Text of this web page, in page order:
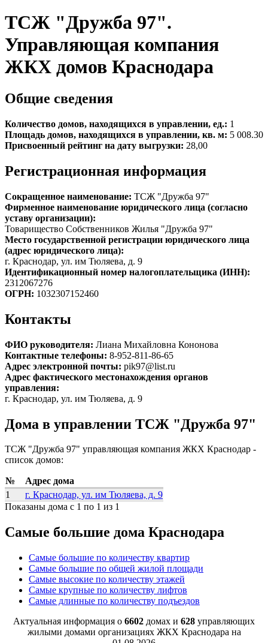
ТСЖ "Дружба 97".
Управляющая компания
ЖКХ домов Краснодара
Общие сведения
Количество домов, находящихся в управлении, ед.: 1
Площадь домов, находящихся в управлении, кв. м: 5 008.30
Присвоенный рейтинг на дату выгрузки: 28,00
Регистрационная информация
Сокращенное наименование: ТСЖ "Дружба 97"
Фирменное наименование юридического лица (согласно
уставу организации):
Товарищество Собственников Жилья "Дружба 97"
Место государственной регистрации юридического лица
(адрес юридического лица):
г. Краснодар, ул. им Тюляева, д. 9
Идентификационный номер налогоплательщика (ИНН):
2312067276
ОГРН: 1032307152460
Контакты
ФИО руководителя: Лиана Михайловна Кононова
Контактные телефоны: 8-952-811-86-65
Адрес электронной почты: pik97@list.ru
Адрес фактического местонахождения органов
управления:
г. Краснодар, ул. им Тюляева, д. 9
Дома в управлении ТСЖ "Дружба 97"
ТСЖ "Дружба 97" управляющая компания ЖКХ Краснодар -
список домов:
№
Адрес дома
1
г. Краснодар, ул. им Тюляева, д. 9
Показаны дома с 1 по 1 из 1
Самые большие дома Краснодара
Самые большие по количеству квартир
Самые большие по общей жилой площади
Самые высокие по количеству этажей
Самые крупные по количеству лифтов
Самые длинные по количеству подъездов
Актуальная информация о 6602 домах и 628 управляющих
жилыми домами организациях ЖКХ Краснодара на